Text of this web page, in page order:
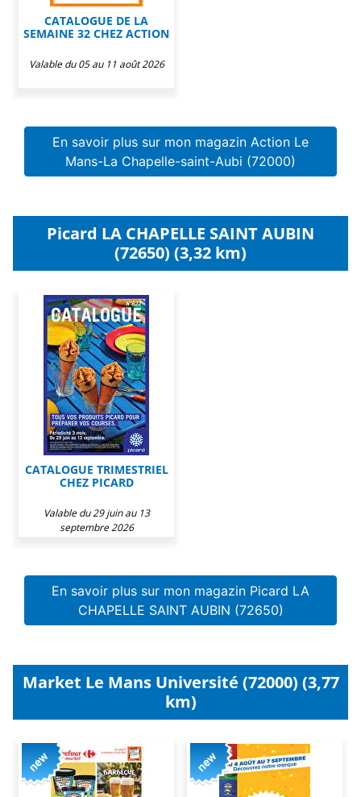
CATALOGUE DE LA
SEMAINE 32 CHEZ ACTION
Valable du 05 au 11 août 2026
En savoir plus sur mon magazin Action Le
Mans-La Chapelle-saint-Aubi (72000)
Picard LA CHAPELLE SAINT AUBIN
(72650) (3,32 km)
CATALOGUE TRIMESTRIEL
CHEZ PICARD
Valable du 29 juin au 13
septembre 2026
En savoir plus sur mon magazin Picard LA
CHAPELLE SAINT AUBIN (72650)
Market Le Mans Université (72000) (3,77
km)